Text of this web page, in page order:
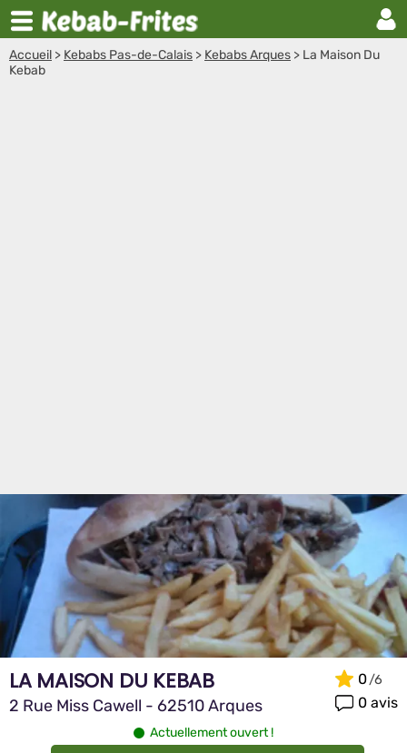
Accueil > Kebabs Pas-de-Calais > Kebabs Arques > La Maison Du
Kebab
LA MAISON DU KEBAB
2 Rue Miss Cawell - 62510 Arques
0
0 avis
Actuellement ouvert !